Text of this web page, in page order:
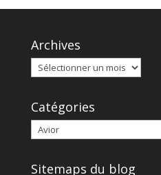
Archives
Catégories
Sitemaps du blog